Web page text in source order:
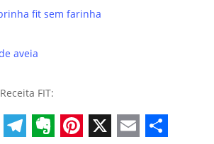
fit sem farinha
aveia
FIT: